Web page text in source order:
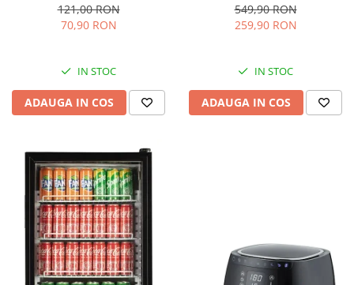
Pulse, Negru
121,00 RON
70,90 RON
IN STOC
ADAUGA IN COS
1300 W, Uscare si indreptare,
Afisaj LCD, Tehnologie cu ioni
549,90 RON
259,90 RON
IN STOC
ADAUGA IN COS